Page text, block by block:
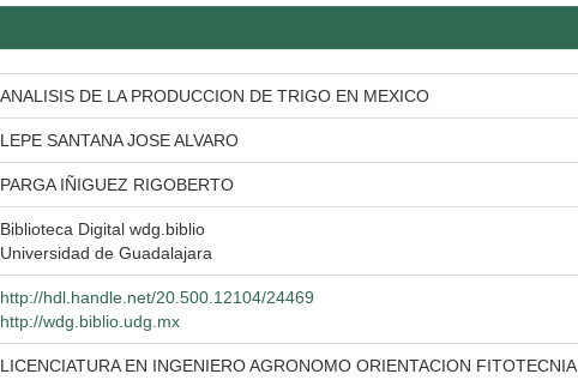
ANALISIS DE LA PRODUCCION DE TRIGO EN MEXICO
LEPE SANTANA JOSE ALVARO
PARGA IÑIGUEZ RIGOBERTO
Biblioteca Digital wdg.biblio
Universidad de Guadalajara
http://hdl.handle.net/20.500.12104/24469
http://wdg.biblio.udg.mx
LICENCIATURA EN INGENIERO AGRONOMO ORIENTACION FITOTECNIA